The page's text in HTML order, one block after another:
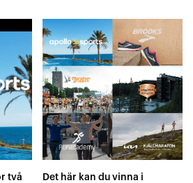
två
Det här kan du vinna i